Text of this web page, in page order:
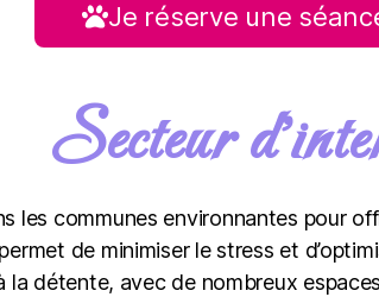
Je réserve une
Secteur
les communes environnantes pour
de minimiser le stress et
la détente, avec de nombreux